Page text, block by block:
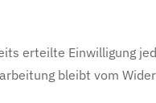
erteilte Einwilligung
bleibt vom